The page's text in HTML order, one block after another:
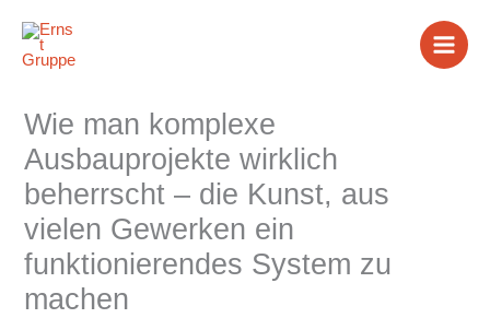
Inhalt
springen
Wie man komplexe
Ausbauprojekte wirklich
beherrscht – die Kunst, aus
vielen Gewerken ein
funktionierendes System zu
machen